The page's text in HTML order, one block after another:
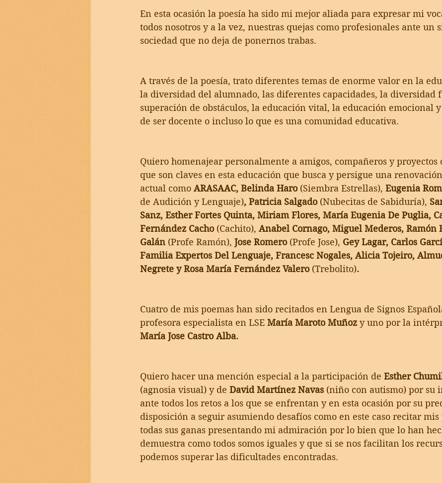
En esta ocasión la poesía ha sido mi mejor aliada para expresar mi
todos nosotros y a la vez, nuestras quejas como profesionales ante un
sociedad que no deja de ponernos trabas.
A través de la poesía, trato diferentes temas de enorme valor en la
la diversidad del alumnado, las diferentes capacidades, la diversidad
superación de obstáculos, la educación vital, la educación emocional
de ser docente o incluso lo que es una comunidad educativa.
Quiero homenajear personalmente a amigos, compañeros y proyectos
que son claves en esta educación que busca y persigue una
actual como ARASAAC, Belinda Haro (Siembra Estrellas), Eugenia
de Audición y Lenguaje), Patricia Salgado (Nubecitas de Sabiduría),
Sanz, Esther Fortes Quinta, Miriam Flores, María Eugenia De Puglia,
Fernández Cacho (Cachito), Anabel Cornago, Miguel Mederos, Ramón
Galán (Profe Ramón), Jose Romero (Profe Jose), Gey Lagar, Carlos
Familia Expertos Del Lenguaje, Francesc Nogales, Alicia Tojeiro,
Negrete y Rosa María Fernández Valero (Trebolito).
Cuatro de mis poemas han sido recitados en Lengua de Signos
profesora especialista en LSE María Maroto Muñoz y uno por la
María Jose Castro Alba.
Quiero hacer una mención especial a la participación de Esther
(agnosia visual) y de David Martínez Navas (niño con autismo) por su
ante todos los retos a los que se enfrentan y en esta ocasión por su
disposición a seguir asumiendo desafíos como en este caso recitar mis
todas sus ganas presentando mi admiración por lo bien que lo han
demuestra como todos somos iguales y que si se nos facilitan los
podemos superar las dificultades encontradas.